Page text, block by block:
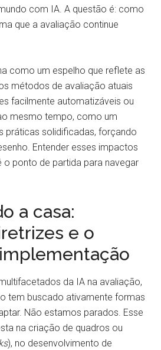
com IA. A questão é: como
que a avaliação continue
como um espelho que reflete as
métodos de avaliação atuais
facilmente automatizáveis ou
mesmo tempo, como um
práticas solidificadas, forçando
Entender esses impactos
o ponto de partida para navegar
a casa:
e o
da IA na avaliação,
tem buscado ativamente formas
Não estamos parados. Esse
na criação de quadros ou
), no desenvolvimento de